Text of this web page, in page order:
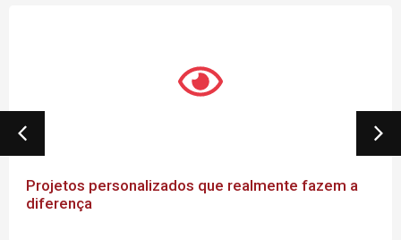
Projetos personalizados que realmente fazem a
diferença